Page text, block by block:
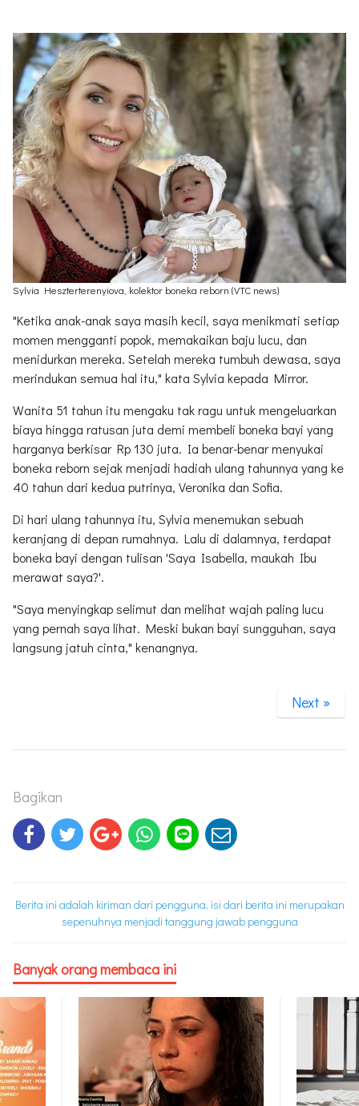
Sylvia Heszterterenyiova, kolektor boneka reborn (VTC news)
"Ketika anak-anak saya masih kecil, saya menikmati setiap
momen mengganti popok, memakaikan baju lucu, dan
menidurkan mereka. Setelah mereka tumbuh dewasa, saya
merindukan semua hal itu," kata Sylvia kepada Mirror.
Wanita 51 tahun itu mengaku tak ragu untuk mengeluarkan
biaya hingga ratusan juta demi membeli boneka bayi yang
harganya berkisar Rp 130 juta. Ia benar-benar menyukai
boneka reborn sejak menjadi hadiah ulang tahunnya yang ke
40 tahun dari kedua putrinya, Veronika dan Sofia.
Di hari ulang tahunnya itu, Sylvia menemukan sebuah
keranjang di depan rumahnya. Lalu di dalamnya, terdapat
boneka bayi dengan tulisan 'Saya Isabella, maukah Ibu
merawat saya?'.
"Saya menyingkap selimut dan melihat wajah paling lucu
yang pernah saya lihat. Meski bukan bayi sungguhan, saya
langsung jatuh cinta," kenangnya.
Next »
Bagikan
Berita ini adalah kiriman dari pengguna, isi dari berita ini merupakan
sepenuhnya menjadi tanggung jawab pengguna
Banyak orang membaca ini